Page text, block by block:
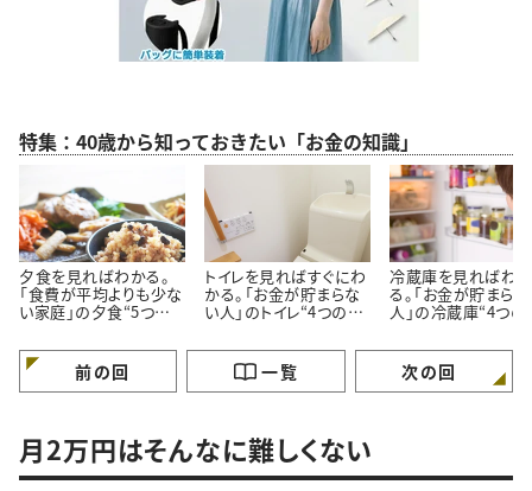
特集：40歳から知っておきたい「お金の知識」
夕食を見ればわかる。
「食費が平均よりも少な
い家庭」の夕食“5つの
トイレを見ればすぐにわ
かる。「お金が貯まらな
い人」のトイレ“4つの特
冷蔵庫を見ればわか
る。「お金が貯まら
人」の冷蔵庫“4つの
前の回 一覧 次の回
月2万円はそんなに難しくない